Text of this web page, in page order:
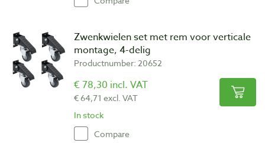
Zwenkwielen set met rem voor verticale
montage, 4-delig
Productnumber: 20652
€ 78,30 incl. VAT
€ 64,71 excl. VAT
In stock
Compare